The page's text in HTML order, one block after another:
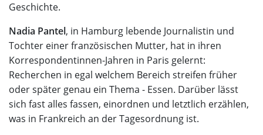
Geschichte.
Nadia Pantel, in Hamburg lebende Journalistin und
Tochter einer französischen Mutter, hat in ihren
Korrespondentinnen-Jahren in Paris gelernt:
Recherchen in egal welchem Bereich streifen früher
oder später genau ein Thema - Essen. Darüber lässt
sich fast alles fassen, einordnen und letztlich erzählen,
was in Frankreich an der Tagesordnung ist.